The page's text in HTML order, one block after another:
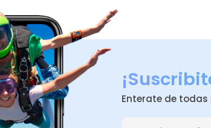
y disfruta de una experiencia
Enterate de